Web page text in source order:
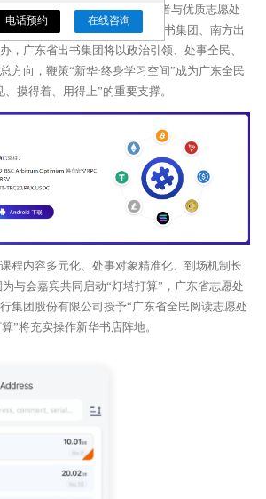
益文化空间IP、培育骨干志愿者与优质志愿处
动， 谭君铁暗示，由广东省出书集团、南方出
，广东省出书集团将以政治引领、处事全民、
方向，鞭策“新华·终身学习空间”成为广东全民
摸得着、用得上”的重要支撑。
程内容多元化、处事对象精准化、到场机制长
与会嘉宾共同启动“灯塔打算”，广东省志愿处
集团股份有限公司授予“广东省全民阅读志愿处
”将充实操作新华书店阵地。
电话预约 在线咨询